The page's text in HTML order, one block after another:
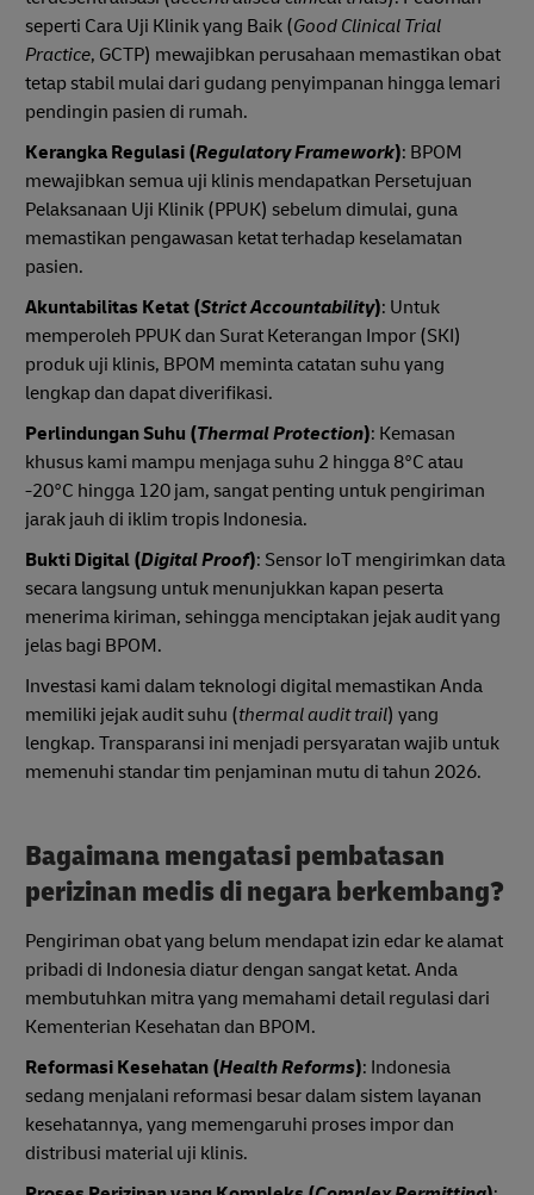
seperti Cara Uji Klinik yang Baik (Good Clinical Trial
Practice, GCTP) mewajibkan perusahaan memastikan obat
tetap stabil mulai dari gudang penyimpanan hingga lemari
pendingin pasien di rumah.
Kerangka Regulasi (Regulatory Framework): BPOM
mewajibkan semua uji klinis mendapatkan Persetujuan
Pelaksanaan Uji Klinik (PPUK) sebelum dimulai, guna
memastikan pengawasan ketat terhadap keselamatan
pasien.
Akuntabilitas Ketat (Strict Accountability): Untuk
memperoleh PPUK dan Surat Keterangan Impor (SKI)
produk uji klinis, BPOM meminta catatan suhu yang
lengkap dan dapat diverifikasi.
Perlindungan Suhu (Thermal Protection): Kemasan
khusus kami mampu menjaga suhu 2 hingga 8°C atau
-20°C hingga 120 jam, sangat penting untuk pengiriman
jarak jauh di iklim tropis Indonesia.
Bukti Digital (Digital Proof): Sensor IoT mengirimkan data
secara langsung untuk menunjukkan kapan peserta
menerima kiriman, sehingga menciptakan jejak audit yang
jelas bagi BPOM.
Investasi kami dalam teknologi digital memastikan Anda
memiliki jejak audit suhu (thermal audit trail) yang
lengkap. Transparansi ini menjadi persyaratan wajib untuk
memenuhi standar tim penjaminan mutu di tahun 2026.
Bagaimana mengatasi pembatasan
perizinan medis di negara berkembang?
Pengiriman obat yang belum mendapat izin edar ke alamat
pribadi di Indonesia diatur dengan sangat ketat. Anda
membutuhkan mitra yang memahami detail regulasi dari
Kementerian Kesehatan dan BPOM.
Reformasi Kesehatan (Health Reforms): Indonesia
sedang menjalani reformasi besar dalam sistem layanan
kesehatannya, yang memengaruhi proses impor dan
distribusi material uji klinis.